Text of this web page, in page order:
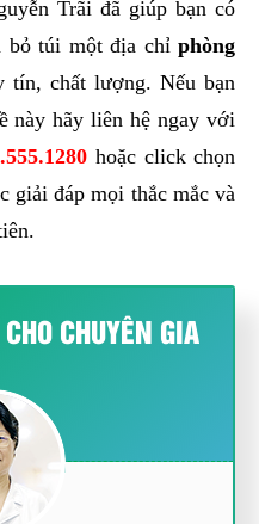
trên đây của các bác sĩ
Trãi đã giúp bạn có
bỏ túi một địa chỉphòng
tín, chất lượng. Nếu bạn
này hãy liên hệ ngay với
giải đáp mọi thắc mắc và
CHUYÊN GIA